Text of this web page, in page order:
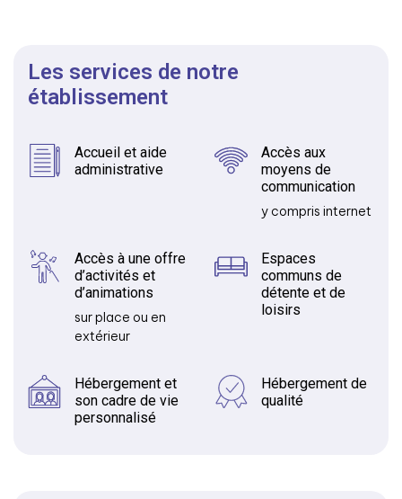
Les services de notre
établissement
Accueil et aide
administrative
Accès aux
moyens de
communication
y compris internet
Accès à une offre
d’activités et
d’animations
sur place ou en
extérieur
Espaces
communs de
détente et de
loisirs
Hébergement et
son cadre de vie
personnalisé
Hébergement de
qualité